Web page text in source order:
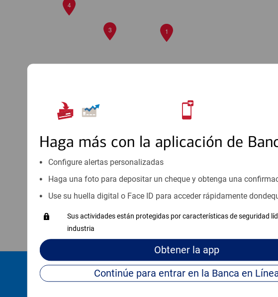
Haga más con la aplicación de
Configure alertas personalizadas
Haga una foto para depositar un cheque y obtenga una
Use su huella digital o Face ID para acceder rápidamente
Sus actividades están protegidas por características de seguridad
industria
Obtener la app
Continúe para entrar en la Banca en
1
3
4